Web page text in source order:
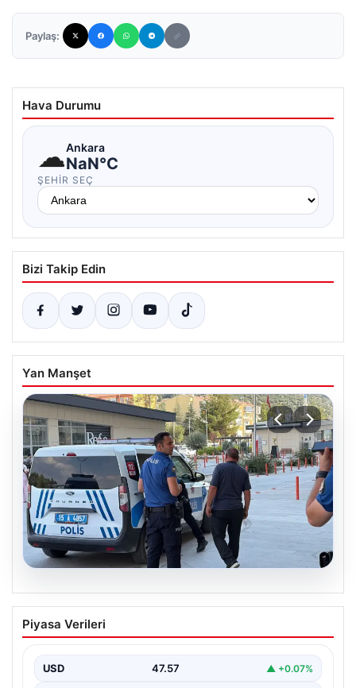
Paylaş:
Hava Durumu
☁Ankara
NaN°C
ŞEHIR SEÇ
Bizi Takip Edin
Yan Manşet
05.08.2026
Burdur’da Park Yeri Kavgası Kanlı Çıktı:
Baba ve Oğlu Bıçakla Yaralandı
anlaşmazlık, komşular arasında kısa sürede büyüyerek
kanlı…
Piyasa Verileri
USD 47.57 ▲ +0.07%